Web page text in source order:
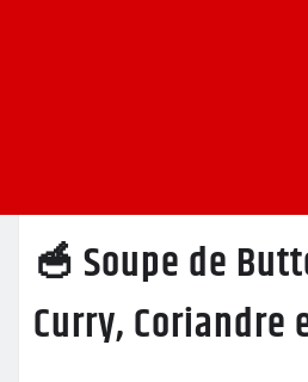
🥣 Soupe de
Curry, Coriandre